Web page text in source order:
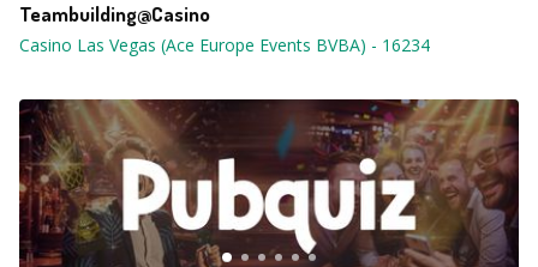
Teambuilding@Casino
Casino Las Vegas (Ace Europe Events BVBA) - 16234